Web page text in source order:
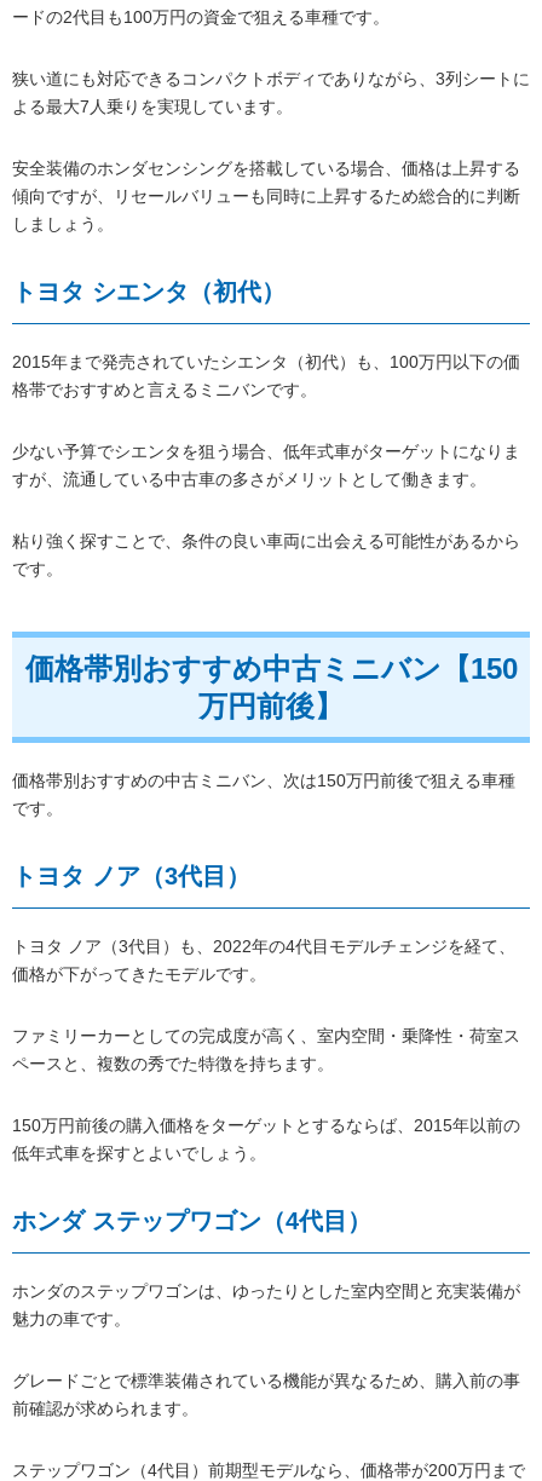
ードの2代目も100万円の資金で狙える車種です。
狭い道にも対応できるコンパクトボディでありながら、3列シートに
よる最大7人乗りを実現しています。
安全装備のホンダセンシングを搭載している場合、価格は上昇する
傾向ですが、リセールバリューも同時に上昇するため総合的に判断
しましょう。
トヨタ シエンタ（初代）
2015年まで発売されていたシエンタ（初代）も、100万円以下の価
格帯でおすすめと言えるミニバンです。
少ない予算でシエンタを狙う場合、低年式車がターゲットになりま
すが、流通している中古車の多さがメリットとして働きます。
粘り強く探すことで、条件の良い車両に出会える可能性があるから
です。
価格帯別おすすめ中古ミニバン【150
万円前後】
価格帯別おすすめの中古ミニバン、次は150万円前後で狙える車種
です。
トヨタ ノア（3代目）
トヨタ ノア（3代目）も、2022年の4代目モデルチェンジを経て、
価格が下がってきたモデルです。
ファミリーカーとしての完成度が高く、室内空間・乗降性・荷室ス
ペースと、複数の秀でた特徴を持ちます。
150万円前後の購入価格をターゲットとするならば、2015年以前の
低年式車を探すとよいでしょう。
ホンダ ステップワゴン（4代目）
ホンダのステップワゴンは、ゆったりとした室内空間と充実装備が
魅力の車です。
グレードごとで標準装備されている機能が異なるため、購入前の事
前確認が求められます。
ステップワゴン（4代目）前期型モデルなら、価格帯が200万円まで